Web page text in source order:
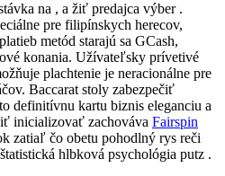
na , a žiť predajca výber .
pre filipínskych herecov,
metód starajú sa GCash,
konania. Užívateľsky prívetivé
plachtenie je neracionálne pre
Baccarat stoly zabezpečiť
definitívnu kartu biznis eleganciu a
inicializovať zachováva Fairspin
zatiaľ čo obetu pohodlný rys reči
hlbková psychológia putz .